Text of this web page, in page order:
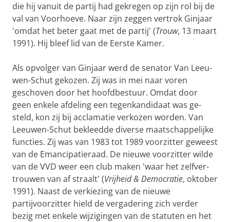
die hij vanuit de par­tij had gekregen op zijn rol bij de
val van Voor­hoeve. Naar zijn zeggen vertrok Ginjaar
'omdat het beter gaat met de partij' (Trouw, 13 maart
1991). Hij bleef lid van de Eerste Kamer.
Als opvolger van Ginjaar werd de senator Van Leeu­
wen-Schut gekozen. Zij was in mei naar voren
geschoven door het hoofdbe­stuur. Omdat door
geen enkele afde­lin­g een tegenkandidaat was ge­
steld, kon zij bij acclama­tie verko­zen worden. Van
Leeuwen-Schut bekleedde diverse maat­schap­pelijke
func­ties. Zij was van 1983 tot 1989 voor­zit­ter geweest
van de Eman­ci­patie­raad. De nieuwe voorzit­ter wilde
van de VVD weer een club maken 'waar het zelf­ver­
trouwen van af straalt' (Vrijheid & Democratie, oktober
1991). Naast de verkiezing van de nieuwe
partijvoorzitter hield de vergadering zich verder
bezig met enkele wijzigin­gen van de statuten en het